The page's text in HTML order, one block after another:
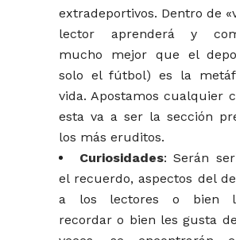
extradeportivos. Dentro de
lector aprenderá y
mucho mejor que el
solo el fútbol) es la
vida. Apostamos cualquier
esta va a ser la sección
los más eruditos.
Curiosidades: Serán
el recuerdo, aspectos del
a los lectores o bien
recordar o bien les gusta